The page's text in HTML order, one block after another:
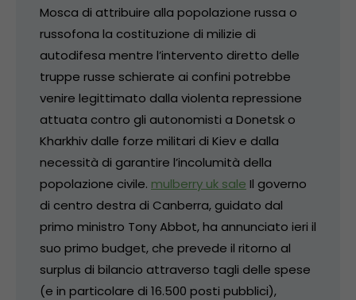
Mosca di attribuire alla popolazione russa o
russofona la costituzione di milizie di
autodifesa mentre l’intervento diretto delle
truppe russe schierate ai confini potrebbe
venire legittimato dalla violenta repressione
attuata contro gli autonomisti a Donetsk o
Kharkhiv dalle forze militari di Kiev e dalla
necessità di garantire l’incolumità della
popolazione civile. mulberry uk sale Il governo
di centro destra di Canberra, guidato dal
primo ministro Tony Abbot, ha annunciato ieri il
suo primo budget, che prevede il ritorno al
surplus di bilancio attraverso tagli delle spese
(e in particolare di 16.500 posti pubblici),